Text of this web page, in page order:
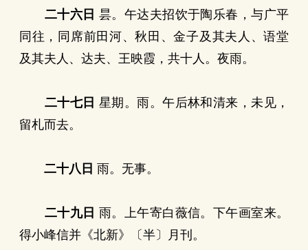
二十六日 昙。午达夫招饮于陶乐春，与广平
同往，同席前田河、秋田、金子及其夫人、语堂
及其夫人、达夫、王映霞，共十人。夜雨。
二十七日 星期。雨。午后林和清来，未见，
留札而去。
二十八日 雨。无事。
二十九日 雨。上午寄白薇信。下午画室来。
得小峰信并《北新》〔半〕月刊。